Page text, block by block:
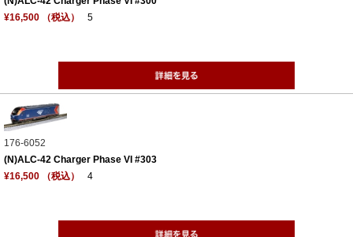
¥16,500 （税込）
5
176-6052
(N)ALC-42 Charger Phase VI #303
¥16,500 （税込）
4